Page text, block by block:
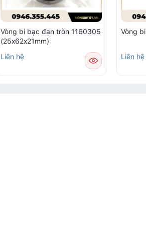
Vòng bi bạc đạn tròn 1160305
(25x62x21mm)
Liên hệ
Vòng
Liên hệ